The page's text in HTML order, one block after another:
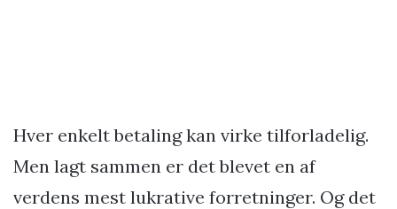
Hver enkelt betaling kan virke tilforladelig.
Men lagt sammen er det blevet en af
verdens mest lukrative forretninger. Og det